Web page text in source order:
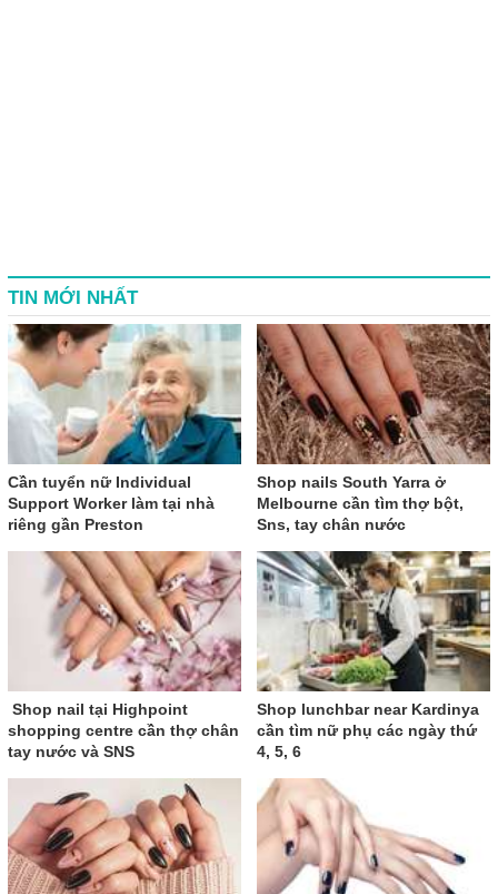
TIN MỚI NHẤT
Cần tuyển nữ Individual
Support Worker làm tại nhà
riêng gần Preston
Shop nails South Yarra ở
Melbourne cần tìm thợ bột,
Sns, tay chân nước
Shop nail tại Highpoint
shopping centre cần thợ chân
tay nước và SNS
Shop lunchbar near Kardinya
cần tìm nữ phụ các ngày thứ
4, 5, 6